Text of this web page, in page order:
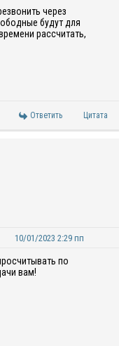
через
будут для
рассчитать,
Ответить Цитата
10/01/2023 2:29 пп
по
вам!